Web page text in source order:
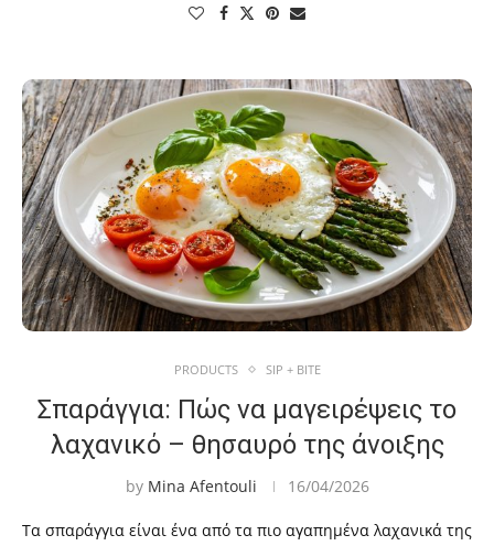
PRODUCTS SIP + BITE
Σπαράγγια: Πώς να μαγειρέψεις το
λαχανικό – θησαυρό της άνοιξης
by Mina Afentouli 16/04/2026
Τα σπαράγγια είναι ένα από τα πιο αγαπημένα λαχανικά της